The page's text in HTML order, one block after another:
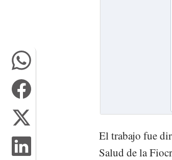
El trabajo fue
Salud de la